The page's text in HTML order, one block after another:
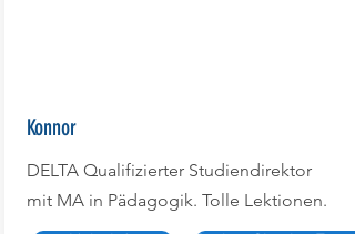
Konnor
DELTA Qualifizierter Studiendirektor
mit MA in Pädagogik. Tolle Lektionen.